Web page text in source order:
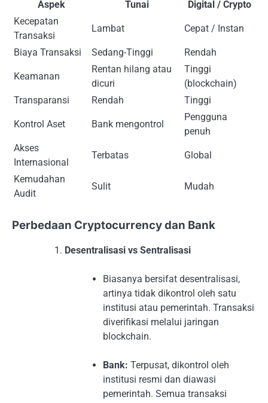
Aspek Tunai
Digital / Crypto
Kecepatan
Transaksi
Lambat Cepat / Instan
Biaya Transaksi Sedang-Tinggi Rendah
Keamanan
Rentan hilang atau
dicuri
Tinggi
(blockchain)
Transparansi
Rendah Tinggi
Kontrol Aset Bank mengontrol
Pengguna
penuh
Akses
Internasional
Terbatas Global
Kemudahan
Audit
Sulit Mudah
Perbedaan Cryptocurrency dan Bank
Desentralisasi vs Sentralisasi
Biasanya bersifat desentralisasi,
artinya tidak dikontrol oleh satu
institusi atau pemerintah. Transaksi
diverifikasi melalui jaringan
blockchain.
Bank: Terpusat, dikontrol oleh
institusi resmi dan diawasi
pemerintah. Semua transaksi